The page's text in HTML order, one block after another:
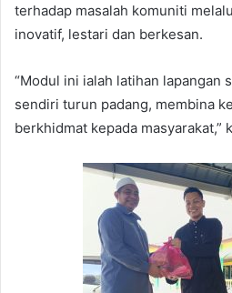
terhadap masalah komuniti
inovatif, lestari dan berkesan.
“Modul ini ialah latihan lapangan
sendiri turun padang, membina
berkhidmat kepada masyarakat,”